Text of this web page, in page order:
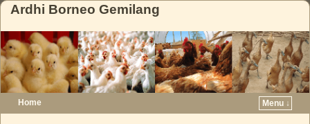
Ardhi Borneo Gemilang
Home
Menu ↓